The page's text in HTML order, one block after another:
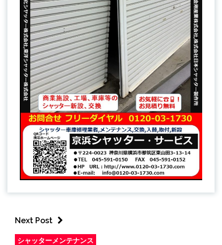
Next Post
シャッターメンテナンス